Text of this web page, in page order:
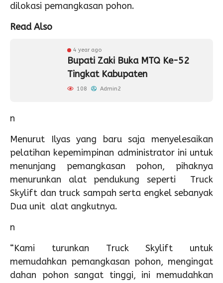
dilokasi pemangkasan pohon.
Read Also
4 year ago
Bupati Zaki Buka MTQ Ke-52
Tingkat Kabupaten
108 Admin2
n
Menurut Ilyas yang baru saja menyelesaikan
pelatihan kepemimpinan administrator ini untuk
menunjang pemangkasan pohon, pihaknya
menurunkan alat pendukung seperti Truck
Skylift dan truck sampah serta engkel sebanyak
Dua unit alat angkutnya.
n
“Kami turunkan Truck Skylift untuk
memudahkan pemangkasan pohon, mengingat
dahan pohon sangat tinggi, ini memudahkan